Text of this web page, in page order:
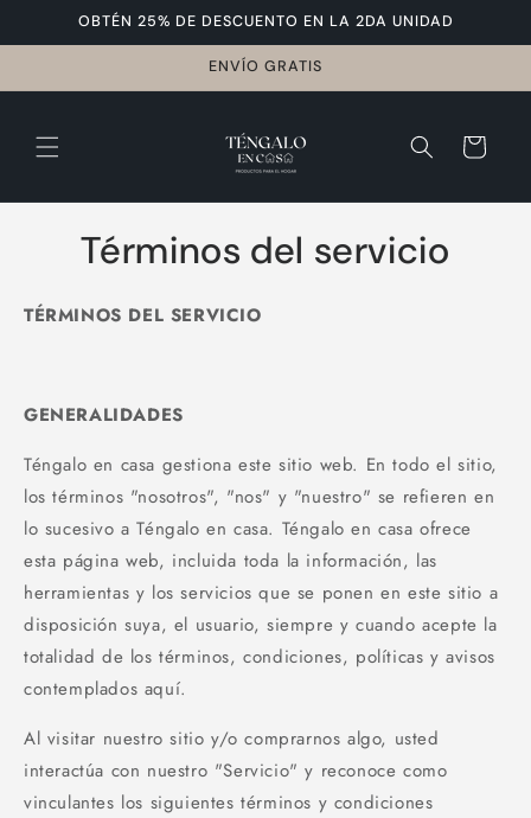
menteOBTÉN 25% DE DESCUENTO EN LA 2DA UNIDAD
ENVÍO GRATIS
ri
Términos del servicio
TÉRMINOS DEL SERVICIO
GENERALIDADES
Téngalo en casa gestiona este sitio web. En todo el sitio,
los términos "nosotros", "nos" y "nuestro" se refieren en
lo sucesivo a Téngalo en casa. Téngalo en casa ofrece
esta página web, incluida toda la información, las
herramientas y los servicios que se ponen en este sitio a
disposición suya, el usuario, siempre y cuando acepte la
totalidad de los términos, condiciones, políticas y avisos
contemplados aquí.
Al visitar nuestro sitio y/o comprarnos algo, usted
interactúa con nuestro "Servicio" y reconoce como
vinculantes los siguientes términos y condiciones